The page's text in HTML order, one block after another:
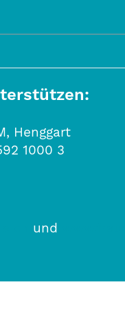
Henggart
1000 3
und